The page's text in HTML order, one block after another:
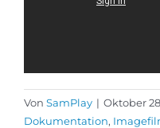
Von SamPlay | Oktober
Dokumentation,